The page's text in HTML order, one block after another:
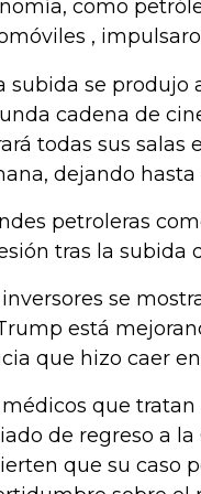
como
,
subida se produjo
cadena de
todas sus salas
dejando
petroleras
tras la subida
inversores se
está
que hizo caer
médicos que
de regreso a
que su caso